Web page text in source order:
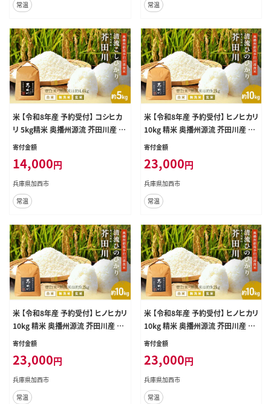
常温 常温
米 【令和8年産 予約受付】 コシヒカ
リ 5kg精米 奥播州源流 芥田川産 芥
田川 農家直送 5キロ 国産米 こしひ
いしいお米 お祝い 内祝い 贈答 美
味しい おいしい 無洗米
寄付金額
14,000円
兵庫県加西市
常温
米 【令和8年産 予約受付】 ヒノヒカリ
10kg 精米 奥播州源流 芥田川産 芥
田川 農家直送 10キロ 国産米 ひの
おいしいお米 お祝い 内祝い 贈答
美味しい おいしい 玄米
寄付金額
23,000円
兵庫県加西市
常温
米 【令和8年産 予約受付】 ヒノヒカリ
10kg 精米 奥播州源流 芥田川産 芥
田川 農家直送 10キロ 国産米 ひの
おいしいお米 お祝い 内祝い 贈答
美味しい おいしい 白米
寄付金額
23,000円
兵庫県加西市
常温
米 【令和8年産 予約受付】 ヒノヒカリ
10kg 精米 奥播州源流 芥田川産 芥
田川 農家直送 10キロ 国産米 ひの
おいしいお米 お祝い 内祝い 贈答
美味しい おいしい 無洗米
寄付金額
23,000円
兵庫県加西市
常温